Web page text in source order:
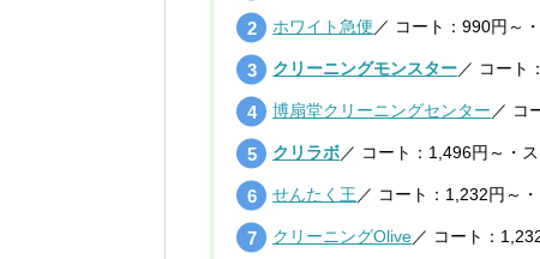
ホワイト急便 ／ コート：990円～
クリーニングモンスター／ コート
博扇堂クリーニングセンター ／ コ
クリラボ／ コート：1,496円～・
せんたく王 ／ コート：1,232円～
クリーニングOlive／ コート：